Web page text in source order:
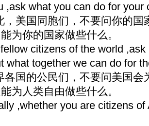
,ask what you can do for your
，美国同胞们，不要问你的国
为你的国家做些什么。
citizens of the world
what together we can do for
各国的公民们，不要问美国会
为人类自由做些什么。
,whether you are citizens